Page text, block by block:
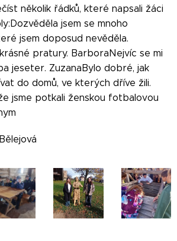
několik řádků, které napsali žáci
jsem se mnoho
jsem doposud nevěděla.
pratury. BarboraNejvíc se mi
jeseter. ZuzanaBylo dobré, jak
do domů, ve kterých dříve žili.
jsme potkali ženskou fotbalovou